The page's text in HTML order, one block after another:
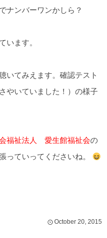
ナンバーワンかしら？
います。
いてみえます。確認テスト
やいていました！）の様子
福祉法人 愛生館福祉会の
っていってくださいね。
October 20 2015